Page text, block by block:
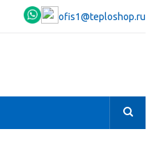
ofis1@teploshop.ru